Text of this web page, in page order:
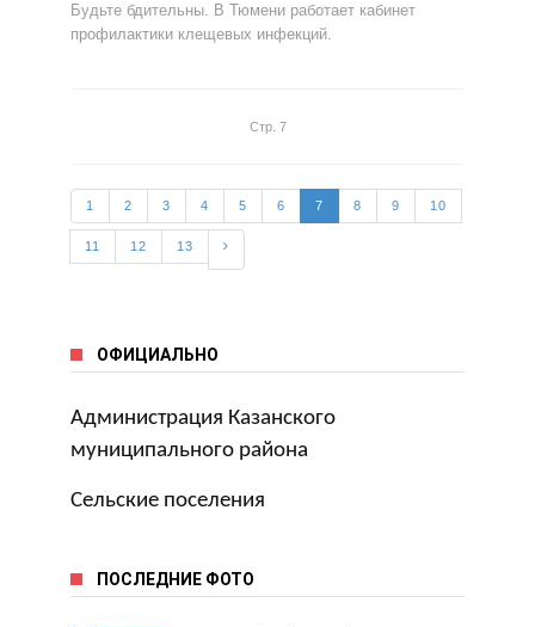
Будьте бдительны. В Тюмени работает кабинет
профилактики клещевых инфекций.
Стр. 7
1 2 3 4 5 6 7 8 9 10
11 12 13
ОФИЦИАЛЬНО
Администрация Казанского
муниципального района
Сельские поселения
ПОСЛЕДНИЕ ФОТО